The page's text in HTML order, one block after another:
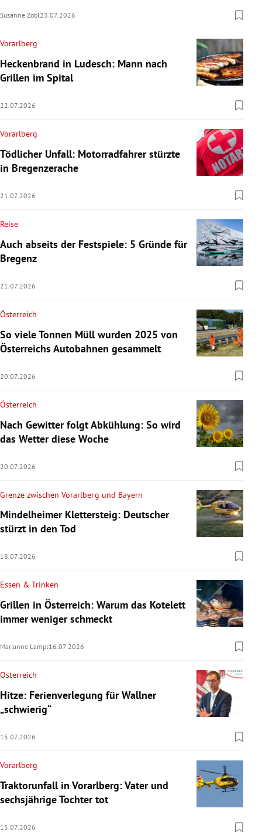
Susanne Zobl23.07.2026
Vorarlberg
Heckenbrand in Ludesch: Mann nach
Grillen im Spital
22.07.2026
Vorarlberg
Tödlicher Unfall: Motorradfahrer stürzte
in Bregenzerache
21.07.2026
Reise
Auch abseits der Festspiele: 5 Gründe für
Bregenz
21.07.2026
Österreich
So viele Tonnen Müll wurden 2025 von
Österreichs Autobahnen gesammelt
20.07.2026
Österreich
Nach Gewitter folgt Abkühlung: So wird
das Wetter diese Woche
20.07.2026
Grenze zwischen Vorarlberg und Bayern
Mindelheimer Klettersteig: Deutscher
stürzt in den Tod
18.07.2026
Essen & Trinken
Grillen in Österreich: Warum das Kotelett
immer weniger schmeckt
Marianne Lampl16.07.2026
Österreich
Hitze: Ferienverlegung für Wallner
„schwierig“
15.07.2026
Vorarlberg
Traktorunfall in Vorarlberg: Vater und
sechsjährige Tochter tot
15.07.2026